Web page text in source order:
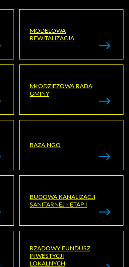
MODELOWA
REWITALIZACJA
MŁODZIEŻOWA RADA
GMINY
BAZA NGO
BUDOWA KANALIZACJI
SANITARNEJ - ETAP I
RZĄDOWY FUNDUSZ
INWESTYCJI
LOKALNYCH